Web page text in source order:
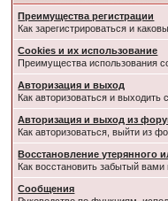
Преимущества регистрации
Как зарегистрироваться и
Cookies и их использование
Преимущества использования
Авторизация и выход
Как авторизоваться и
Авторизация и выход из
Как авторизоваться, выйти из
Восстановление утерянного
Как восстановить забытый вами
Сообщения